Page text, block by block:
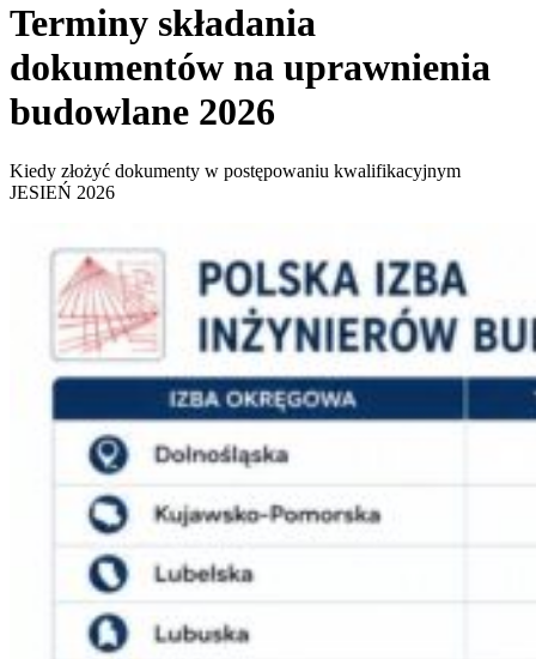
Terminy składania
dokumentów na uprawnienia
budowlane 2026
Kiedy złożyć dokumenty w postępowaniu kwalifikacyjnym
JESIEŃ 2026